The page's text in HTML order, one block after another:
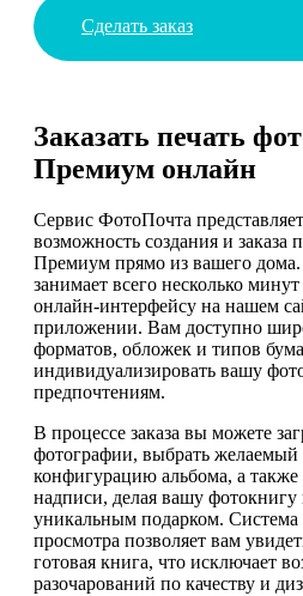
Сделать заказ
Заказать печать
Премиум онлайн
Сервис ФотоПочта
возможность создания и заказа
Премиум прямо из вашего дома.
занимает всего несколько
онлайн-интерфейсу на нашем
приложении. Вам доступно
форматов, обложек и типов
индивидуализировать вашу
предпочтениям.
В процессе заказа вы можете
фотографии, выбрать желаемый
конфигурацию альбома, а
надписи, делая вашу
уникальным подарком. Система
просмотра позволяет вам
готовая книга, что исключает
разочарований по качеству и